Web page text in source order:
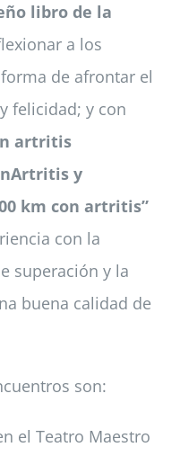
libro de la
a los
de afrontar el
felicidad; y con
artritis
y
km con artritis”
con la
superación y la
buena calidad de
son:
el Teatro Maestro